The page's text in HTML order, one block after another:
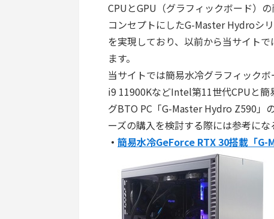
CPUとGPU（グラフィックボード）
コンセプトにしたG-Master Hydroシ
を実現しており、以前から当サイト
ます。
当サイトでは簡易水冷グラフィック
i9 11900KなどIntel第11世代CPUと簡
グBTO PC「G-Master Hydro Z590」
ーズの購入を検討する際には参考にな
・ 簡易水冷GeForce RTX 30搭載「